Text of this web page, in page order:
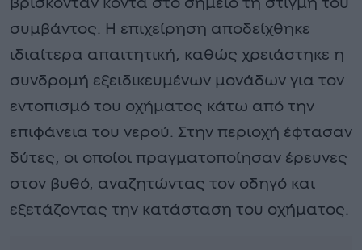
βρίσκονταν κοντά στο σημείο τη στιγμή του
συμβάντος. Η επιχείρηση αποδείχθηκε
ιδιαίτερα απαιτητική, καθώς χρειάστηκε η
συνδρομή εξειδικευμένων μονάδων για τον
εντοπισμό του οχήματος κάτω από την
επιφάνεια του νερού. Στην περιοχή έφτασαν
δύτες, οι οποίοι πραγματοποίησαν έρευνες
στον βυθό, αναζητώντας τον οδηγό και
εξετάζοντας την κατάσταση του οχήματος.